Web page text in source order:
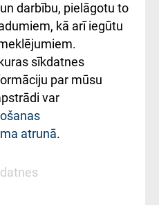
darbību, pielāgotu to
kā arī iegūtu
sīkdatnes
par mūsu
var
atrunā.